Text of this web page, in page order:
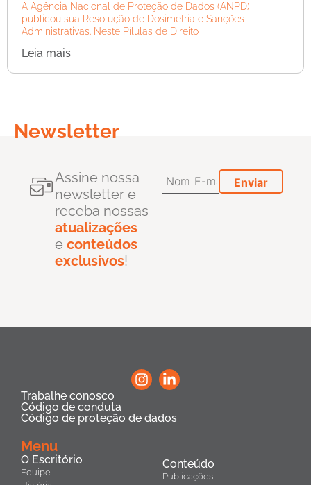
A Agência Nacional de Proteção de Dados (ANPD)
publicou sua Resolução de Dosimetria e Sanções
Administrativas. Neste Pílulas de Direito
Leia mais
Newsletter
Assine nossa
newsletter e
receba nossas
atualizações
e conteúdos
exclusivos!
Trabalhe conosco
Código de conduta
Código de proteção de dados
Menu
O Escritório
Equipe
Conteúdo
Publicações